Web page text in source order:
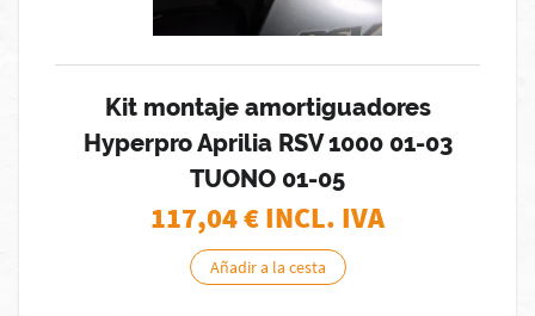
Kit montaje amortiguadores
Hyperpro Aprilia RSV 1000 01-03
TUONO 01-05
117,04€ INCL. IVA
Añadir a la cesta